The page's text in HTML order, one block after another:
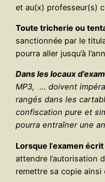
et au(x) professeur(s)
Toute tricherie ou
sanctionnée par le
pourra aller jusqu’à
Dans les locaux
MP3, … doivent
rangés dans les
confiscation pure et
pourra entraîner une
Lorsque l’examen écrit
attendre l’autorisation
remettre sa copie